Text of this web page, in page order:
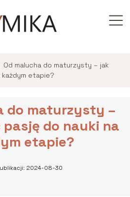
Od malucha do maturzysty – jak
każdym etapie?
do maturzysty –
do nauki na
etapie?
2024-08-30